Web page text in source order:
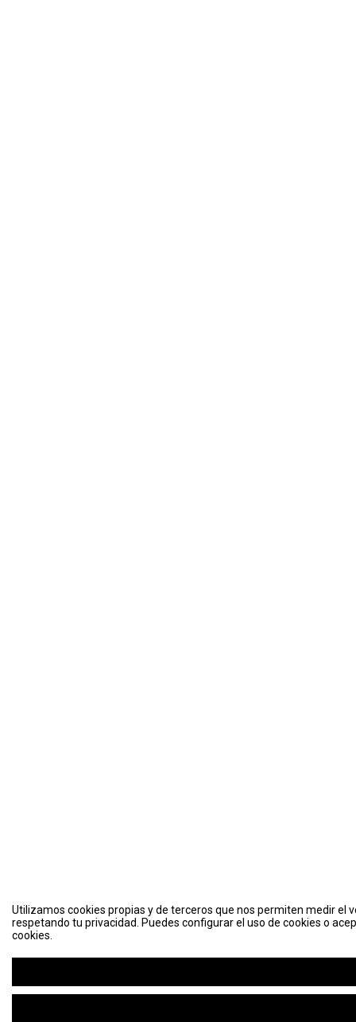
Utilizamos cookies propias y de terceros que nos permiten medir el
respetando tu privacidad. Puedes configurar el uso de cookies o
cookies.